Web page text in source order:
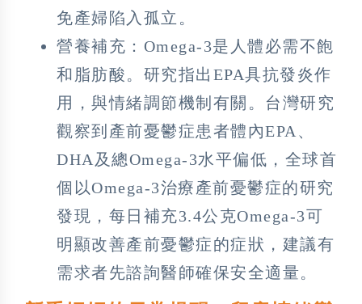
免產婦陷入孤立。
營養補充：Omega-3是人體必需不飽
和脂肪酸。研究指出EPA具抗發炎作
用，與情緒調節機制有關。台灣研究
觀察到產前憂鬱症患者體內EPA、
DHA及總Omega-3水平偏低，全球首
個以Omega-3治療產前憂鬱症的研究
發現，每日補充3.4公克Omega-3可
明顯改善產前憂鬱症的症狀，建議有
需求者先諮詢醫師確保安全適量。